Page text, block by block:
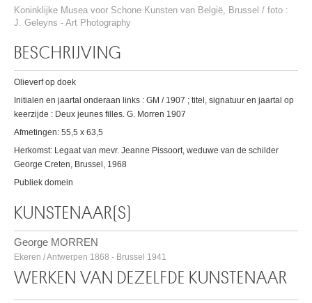
Koninklijke Musea voor Schone Kunsten van België, Brussel / foto :
J. Geleyns - Art Photography
BESCHRIJVING
Olieverf op doek
Initialen en jaartal onderaan links : GM / 1907 ; titel, signatuur en jaartal op
keerzijde : Deux jeunes filles. G. Morren 1907
Afmetingen: 55,5 x 63,5
Herkomst: Legaat van mevr. Jeanne Pissoort, weduwe van de schilder
George Creten, Brussel, 1968
Publiek domein
KUNSTENAAR(S)
George MORREN
Ekeren / Antwerpen 1868 - Brussel 1941
WERKEN VAN DEZELFDE KUNSTENAAR